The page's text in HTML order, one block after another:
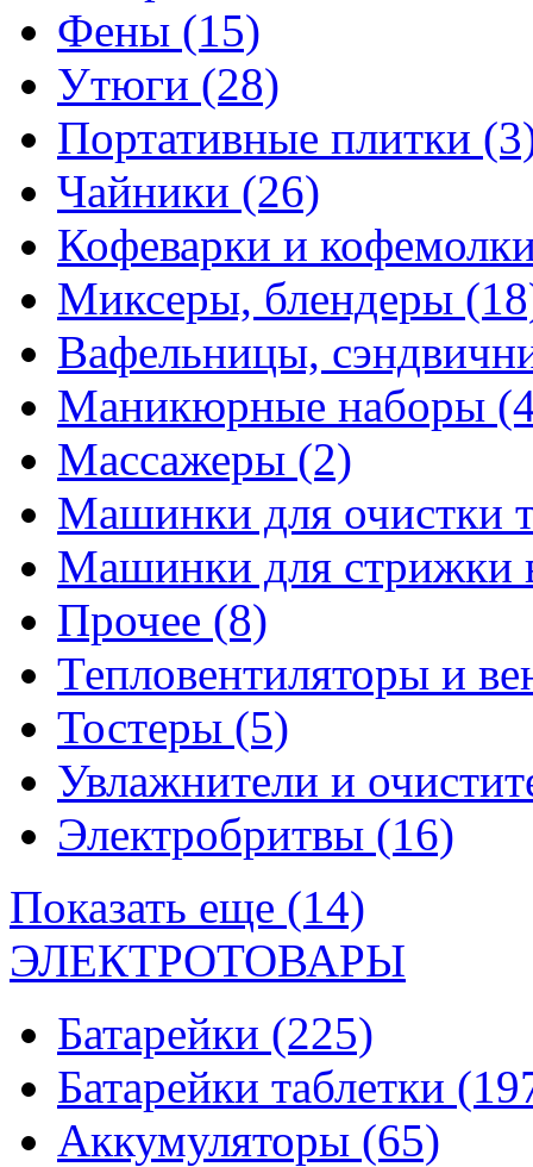
Фены (15)
Утюги (28)
Портативные плитки
Чайники (26)
Кофеварки и
Миксеры, блендеры
Вафельницы,
Маникюрные наборы
Массажеры (2)
Машинки для очистки
Машинки для стрижки
Прочее (8)
Тепловентиляторы и
Тостеры (5)
Увлажнители и
Электробритвы (16)
Показать еще (14)
ЭЛЕКТРОТОВАРЫ
Батарейки (225)
Батарейки таблетки
Аккумуляторы (65)